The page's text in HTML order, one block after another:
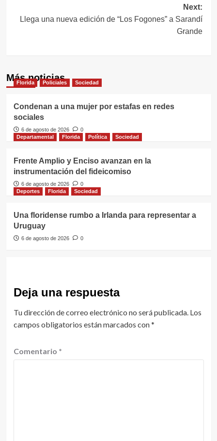
Next:
Llega una nueva edición de “Los Fogones” a Sarandí
Grande
Más noticias
Florida Policiales Sociedad
Condenan a una mujer por estafas en redes
sociales
6 de agosto de 2026
0
Departamental
Florida Política Sociedad
Frente Amplio y Enciso avanzan en la
instrumentación del fideicomiso
6 de agosto de 2026
0
Deportes
Florida Sociedad
Una floridense rumbo a Irlanda para representar a
Uruguay
6 de agosto de 2026 0
Deja una respuesta
Tu dirección de correo electrónico no será publicada. Los
campos obligatorios están marcados con*
Comentario *